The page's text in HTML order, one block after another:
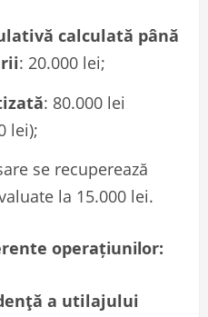
calculată până
: 20.000 lei;
: 80.000 lei
lei);
se recuperează
la 15.000 lei.
operațiunilor:
a utilajului